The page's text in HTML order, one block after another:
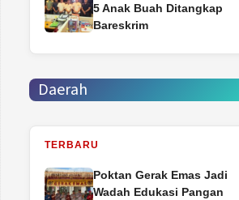
5 Anak Buah Ditangkap
Bareskrim
Daerah
TERBARU
Poktan Gerak Emas Jadi
Wadah Edukasi Pangan